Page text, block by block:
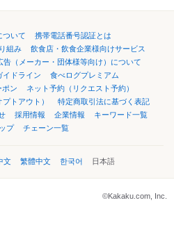
ついて
携帯電話番号認証とは
組み
飲食店・飲食企業様向けサービス
告（メーカー・団体様等向け）について
イドライン
食べログプレミアム
ポン
ネット予約（リクエスト予約）
トアウト）
特定商取引法に基づく表記
採用情報 企業情報
キーワード一覧
プ
チェーン一覧
文 繁體中文 한국어 日本語
©Kakaku.com, Inc.